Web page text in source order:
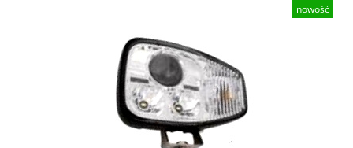
nowość